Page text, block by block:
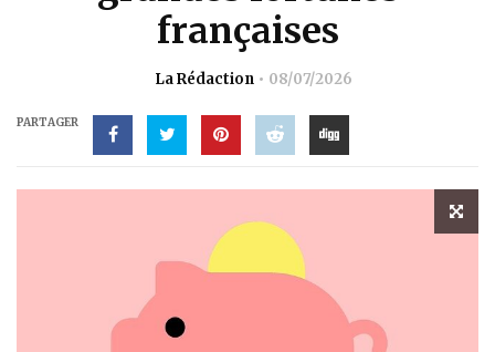
françaises
La Rédaction 08/07/2026
PARTAGER